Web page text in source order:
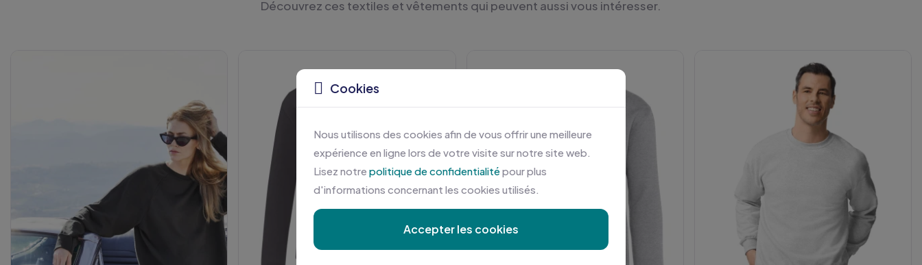
Découvrez ces textiles et vêtements qui peuvent aussi vous intéresser.
Cookies
Nous utilisons des cookies afin de vous offrir une meilleure
expérience en ligne lors de votre visite sur notre site web.
Lisez notre politique de confidentialitépour plus
d'informations concernant les cookies utilisés.
Accepter les cookies